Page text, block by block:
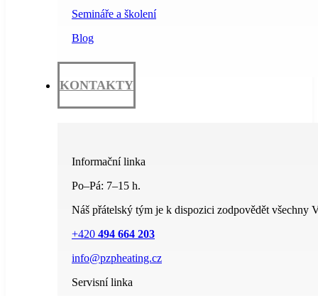
Semináře a školení
Blog
KONTAKTY
Informační linka
Po–Pá: 7–15 h.
Náš přátelský tým je k dispozici zodpovědět všechny
+420 494 664 203
info@pzpheating.cz
Servisní linka